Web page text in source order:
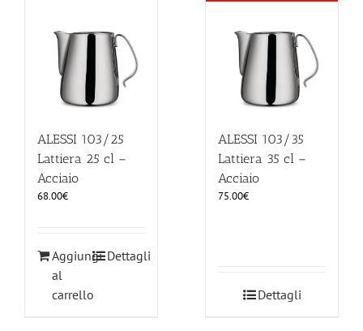
ILLUMINAZIONE
FUORI PRODUZIONE
BOMBONIERE
BELLINI HO.RE.CA
ALESSI 103/25
Lattiera 25 cl –
Acciaio
68.00€
Aggiungi
al
carrello
Dettagli
ALESSI 103/35
Lattiera 35 cl –
Acciaio
75.00€
Dettagli